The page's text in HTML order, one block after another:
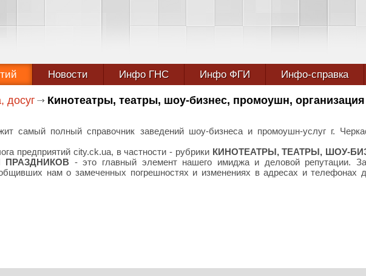
Новости Инфо ГНС Инфо ФГИ Инфо-справка
досуг
Кинотеатры, театры, шоу-бизнес, промоушн, организация
самый полный справочник заведений шоу-бизнеса и промоушн-услуг г.
предприятий city.ck.ua, в частности - рубрики КИНОТЕАТРЫ, ТЕАТРЫ, ШОУ-
- это главный элемент нашего имиджа и деловой репутации.
нам о замеченных погрешностях и изменениях в адресах и телефонах